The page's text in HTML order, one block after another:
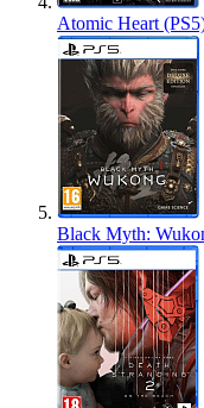
Atomic Heart
Black Myth: